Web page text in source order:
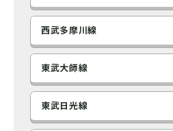
西武多摩川線
東武大師線
東武日光線